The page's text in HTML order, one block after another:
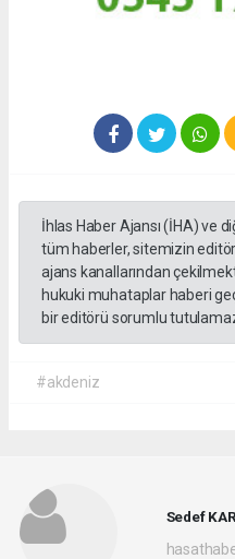
İhlas Haber Ajansı (İHA) ve
tüm haberler, sitemizin
ajans kanallarından
hukuki muhataplar haberi
bir editörü sorumlu
#akdeniz
Sedef